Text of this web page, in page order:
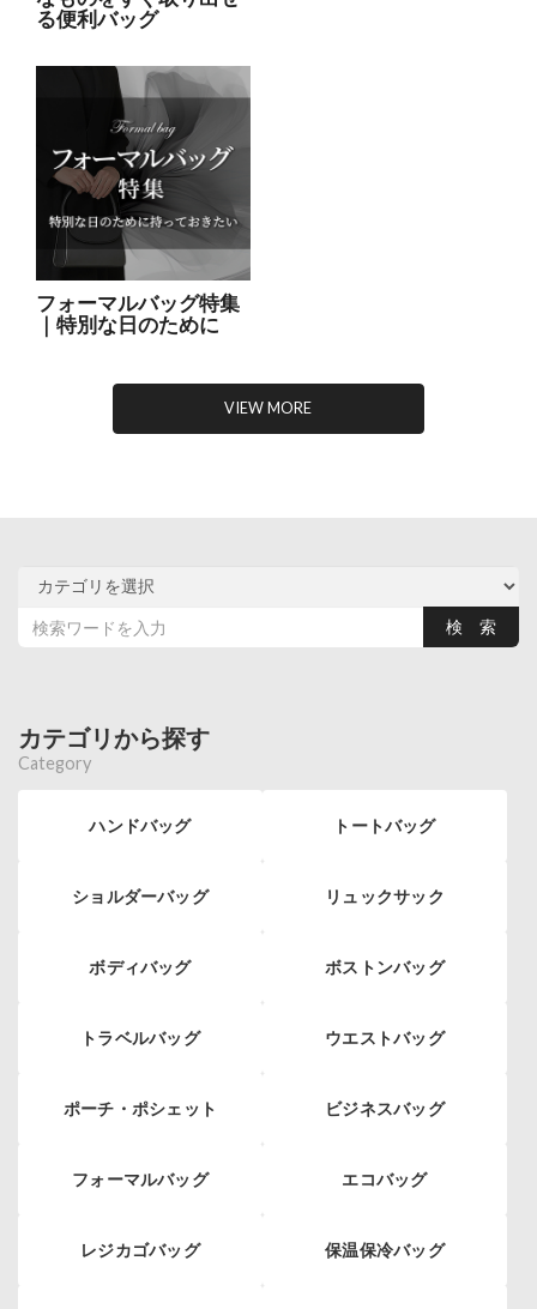
る便利バッグ
フォーマルバッグ特集
｜特別な日のために
VIEW MORE
カテゴリから探す
Category
ハンドバッグ トートバッグ
ショルダーバッグ リュックサック
ボディバッグ ボストンバッグ
トラベルバッグ ウエストバッグ
ポーチ・ポシェット ビジネスバッグ
フォーマルバッグ エコバッグ
レジカゴバッグ 保温保冷バッグ